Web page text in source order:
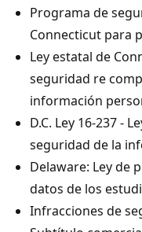
Programa de
Connecticut para
Ley estatal de
seguridad re
información
D.C. Ley 16-237 -
seguridad de la
Delaware: Ley de
datos de los
Infracciones de